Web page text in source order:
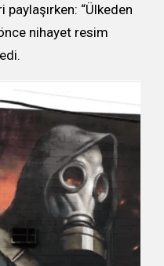
paylaşırken: “Ülkeden
nihayet resim